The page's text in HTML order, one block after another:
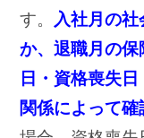
す。
入社月の
か、退職月の
日・資格喪失
関係によって確